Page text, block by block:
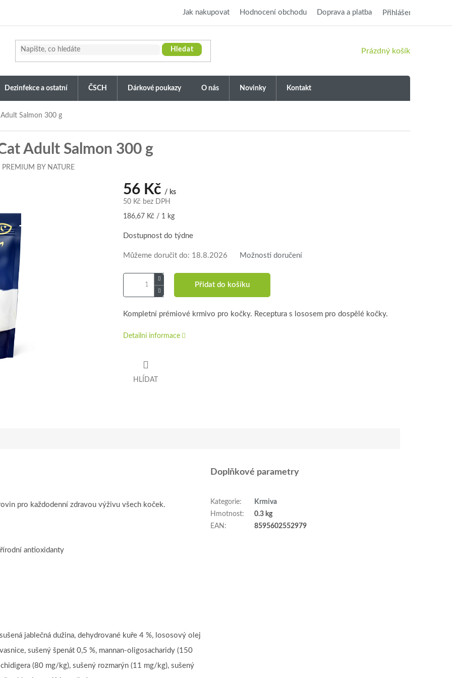
Jak nakupovat Hodnocení obchodu Doprava a platba Přihlášení
Hledat
NÁKUPNÍ
Prázdný košík
Dezinfekce a ostatní ČSCH Dárkové poukazy O nás Novinky Kontakt
Salmon 300 g
Adult Salmon 300 g
PREMIUM BY NATURE
56 Kč / ks
50 Kč bez DPH
Měrná
186,67 Kč / 1 kg
Dostupnost do týdne
Můžeme doručit do: 18.8.2026 Možnosti doručení
Přidat do košíku
Kompletní prémiové krmivo pro kočky. Receptura s lososem pro dospělé kočky.
Detailní informace
HLÍDAT
pro každodenní zdravou výživu všech koček.
antioxidanty
jablečná dužina, dehydrované kuře 4 %, lososový olej
sušený špenát 0,5 %, mannan-oligosacharidy (150
(80 mg/kg), sušený rozmarýn (11 mg/kg), sušený
Doplňkové parametry
Kategorie:
Krmiva
Hmotnost:
0.3 kg
EAN : 8595602552979